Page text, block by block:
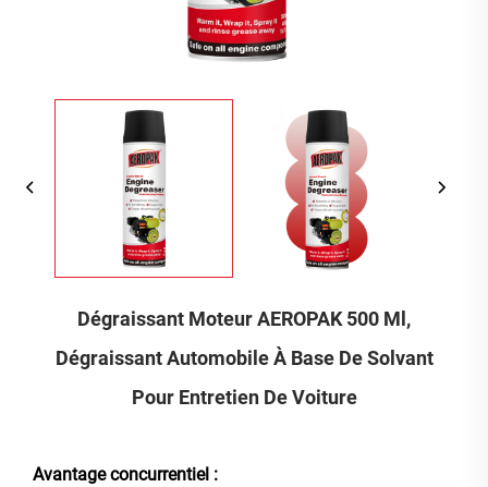
Dégraissant Moteur AEROPAK 500 Ml,
Dégraissant Automobile À Base De Solvant
Pour Entretien De Voiture
Avantage concurrentiel :